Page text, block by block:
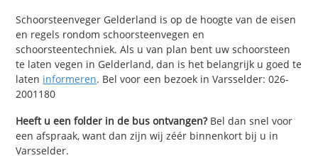
Schoorsteenveger Gelderland is op de hoogte van de eisen
en regels rondom schoorsteenvegen en
schoorsteentechniek. Als u van plan bent uw schoorsteen
te laten vegen in Gelderland, dan is het belangrijk u goed te
laten informeren. Bel voor een bezoek in Varsselder: 026-
2001180
Heeft u een folder in de bus ontvangen?Bel dan snel voor
een afspraak, want dan zijn wij zéér binnenkort bij u in
Varsselder.